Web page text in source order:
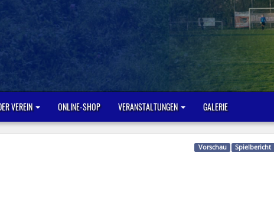
VEREIN ONLINE-SHOP VERANSTALTUNGEN GALERIE
Spielbericht
Vorschau